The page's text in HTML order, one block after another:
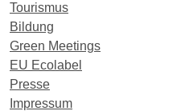
Tourismus
Bildung
Green Meetings
EU Ecolabel
Presse
Impressum